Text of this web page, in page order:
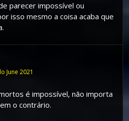
parecer impossível ou
isso mesmo a coisa acaba que
June 2021
é impossível, não importa
o contrário.